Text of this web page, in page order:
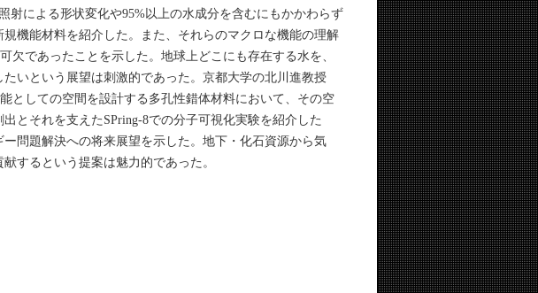
射による形状変化や95%以上の水成分を含むにもかかわらず
機能材料を紹介した。また、それらのマクロな機能の理解
欠であったことを示した。地球上どこにも存在する水を、
いという展望は刺激的であった。京都大学の北川進教授
としての空間を設計する多孔性錯体材料において、その空
とそれを支えたSPring-8での分子可視化実験を紹介した
問題解決への将来展望を示した。地下・化石資源から気
するという提案は魅力的であった。